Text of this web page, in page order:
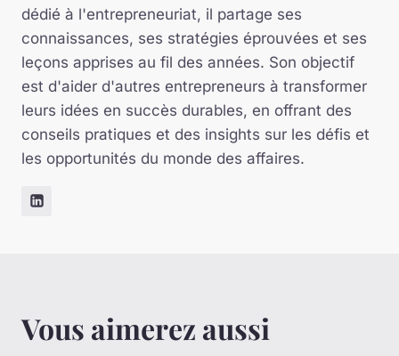
dédié à l'entrepreneuriat, il partage ses
connaissances, ses stratégies éprouvées et ses
leçons apprises au fil des années. Son objectif
est d'aider d'autres entrepreneurs à transformer
leurs idées en succès durables, en offrant des
conseils pratiques et des insights sur les défis et
les opportunités du monde des affaires.
Vous aimerez aussi